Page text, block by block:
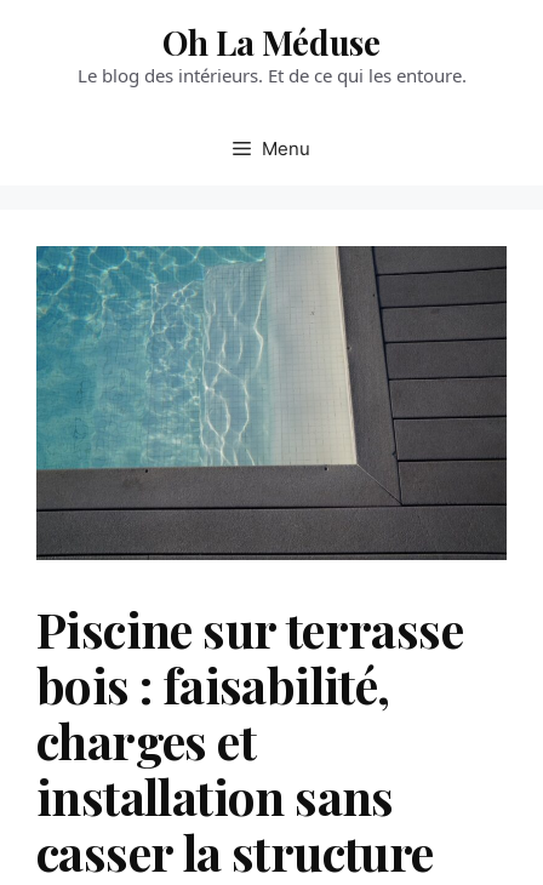
contenu
Oh La Méduse
Le blog des intérieurs. Et de ce qui les entoure.
Menu
Piscine sur terrasse
bois : faisabilité,
charges et
installation sans
casser la structure